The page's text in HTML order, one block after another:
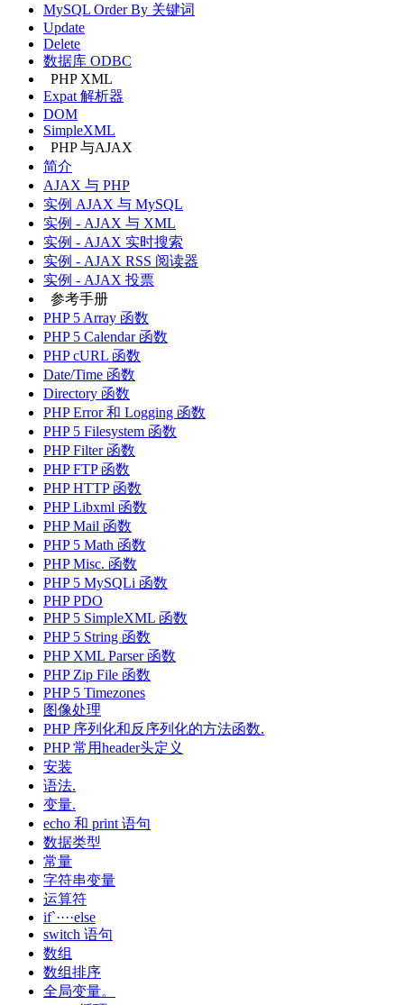
MySQL Order By 关键词
Update
Delete
数据库 ODBC
PHP XML
Expat 解析器
DOM
SimpleXML
PHP 与AJAX
简介
AJAX 与 PHP
实例 AJAX 与 MySQL
实例 - AJAX 与 XML
实例 - AJAX 实时搜索
实例 - AJAX RSS 阅读器
实例 - AJAX 投票
参考手册
PHP 5 Array 函数
PHP 5 Calendar 函数
PHP cURL 函数
Date/Time 函数
Directory 函数
PHP Error 和 Logging 函数
PHP 5 Filesystem 函数
PHP Filter 函数
PHP FTP 函数
PHP HTTP 函数
PHP Libxml 函数
PHP Mail 函数
PHP 5 Math 函数
PHP Misc. 函数
PHP 5 MySQLi 函数
PHP PDO
PHP 5 SimpleXML 函数
PHP 5 String 函数
PHP XML Parser 函数
PHP Zip File 函数
PHP 5 Timezones
图像处理
PHP 序列化和反序列化的方法函数.
PHP 常用header头定义
安装
语法.
变量.
echo 和 print 语句
数据类型
常量
字符串变量
运算符
if`····else
switch 语句
数组
数组排序
全局变量。